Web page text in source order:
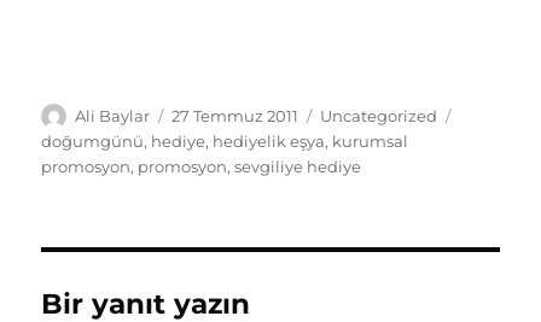
Yazar
Ali Baylar
Yayın
tarihi
27 Temmuz 2011 Kategoriler
Uncategorized
doğumgünü, hediye, hediyelik eşya, kurumsal
promosyon, promosyon,sevgiliye hediye
Bir yanıt yazın